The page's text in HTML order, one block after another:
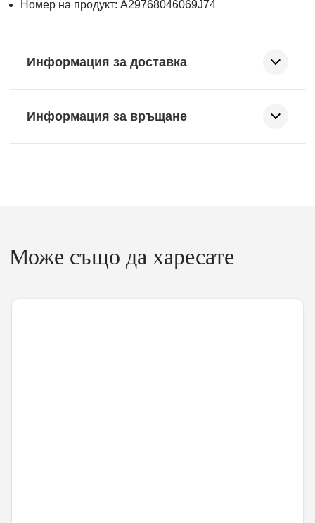
Номер на продукт: A29768046069J74
Информация за доставка
Информация за връщане
Може също да харесате